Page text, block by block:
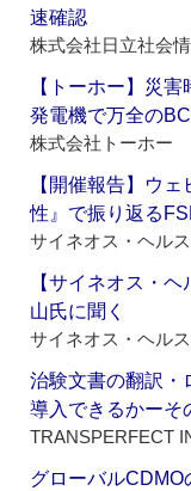
速確認
株式会社日立社会
【トーホー】災
発電機で万全の
株式会社トーホー
【開催報告】ウ
性』で振り返る
サイネオス・ヘル
【サイネオス・
山氏に聞く
サイネオス・ヘル
治験文書の翻訳・
導入できるかーそ
TRANSPERFECT
グローバル